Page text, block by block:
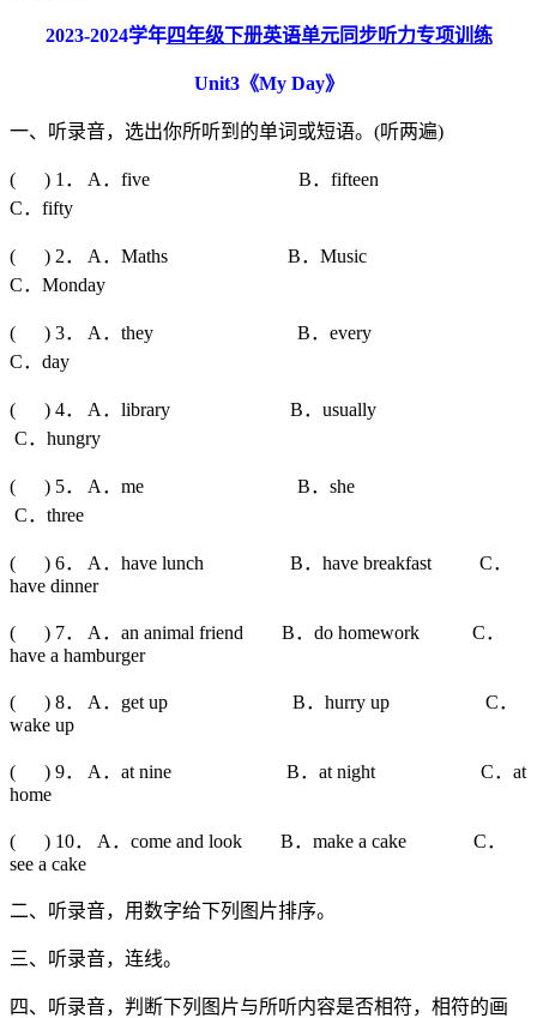
2023-2024学年四年级下册英语单元同步听力专项训练
Unit3《My Day》
一、听录音，选出你所听到的单词或短语。(听两遍)
( ) 1． A．five B．fifteen
C．fifty
( ) 2． A．Maths B．Music
C．Monday
( ) 3． A．they B．every
C．day
( ) 4． A．library B．usually
C．hungry
( ) 5． A．me B．she
C．three
( ) 6． A．have lunch B．have breakfast C．
have dinner
( ) 7． A．an animal friend B．do homework C．
have a hamburger
( ) 8． A．get up B．hurry up C．
wake up
( ) 9． A．at nine B．at night C．at
home
( ) 10． A．come and look B．make a cake C．
see a cake
二、听录音，用数字给下列图片排序。
三、听录音，连线。
四、听录音，判断下列图片与所听内容是否相符，相符的画